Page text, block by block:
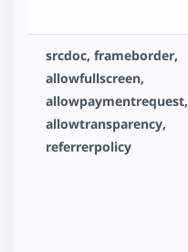
srcdoc, frameborder,
allowfullscreen,
allowpaymentrequest,
allowtransparency,
referrerpolicy